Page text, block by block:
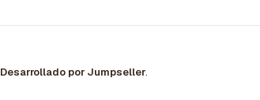
Desarrollado por Jumpseller.